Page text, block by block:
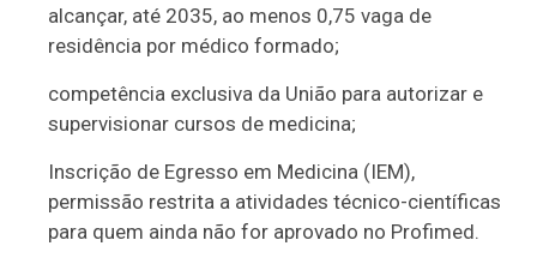
alcançar, até 2035, ao menos 0,75 vaga de
residência por médico formado;
competência exclusiva da União para autorizar e
supervisionar cursos de medicina;
Inscrição de Egresso em Medicina (IEM),
permissão restrita a atividades técnico-científicas
para quem ainda não for aprovado no Profimed.